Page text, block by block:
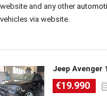
website and any other
vehicles via website.
Jeep
€19.990